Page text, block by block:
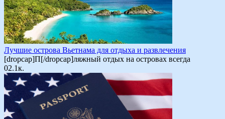
Лучшие острова Вьетнама для отдыха и развлечения
[dropcap]П[/dropcap]ляжный отдых на островах всегда
02.1к.